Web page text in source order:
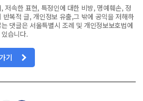
저속한 표현, 특정인에 대한 비방, 명예훼손, 정
반복적 글, 개인정보 유출,그 밖에 공익을 저해하
댓글은 서울특별시 조례 및 개인정보보호법에
습니다.
기